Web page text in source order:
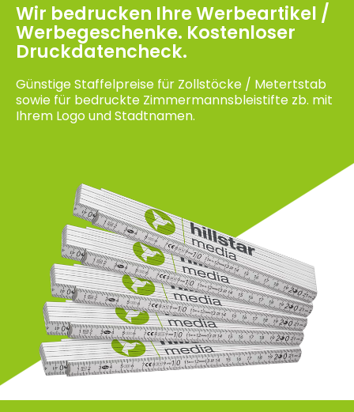
Wir bedrucken Ihre Werbeartikel /
Werbegeschenke. Kostenloser
Druckdatencheck.
Günstige Staffelpreise für Zollstöcke / Metertstab
sowie für bedruckte Zimmermannsbleistifte zb. mit
Ihrem Logo und Stadtnamen.